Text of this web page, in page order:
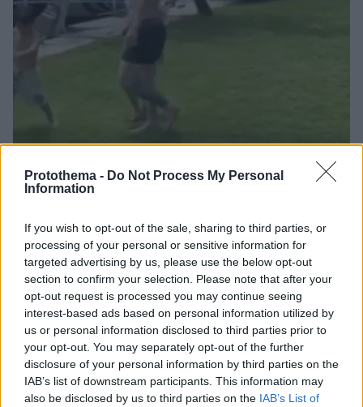
Protothema - Do Not Process My Personal
Information
If you wish to opt-out of the sale, sharing to third parties, or
processing of your personal or sensitive information for
targeted advertising by us, please use the below opt-out
section to confirm your selection. Please note that after your
opt-out request is processed you may continue seeing
interest-based ads based on personal information utilized by
us or personal information disclosed to third parties prior to
your opt-out. You may separately opt-out of the further
disclosure of your personal information by third parties on the
IAB’s list of downstream participants. This information may
also be disclosed by us to third parties on the IAB’s List of
Βίντεο: Ο Μέσι παίζει μπάλα με τους γιους του κι ο
Ο «νέος Μέσι» φαίνεται πως θα είναι ο... γιος του
Λιονέλ, ο 6χρονος Ματέο, ο οποίος με τις ντρίμπλες
και τις επαφές του με τη μπάλα στο οικογενειακό
«κορόιδο» απέδειξε ότι προορίζεται για μεγάλη
καριέρα
28.07.2021, 21:32